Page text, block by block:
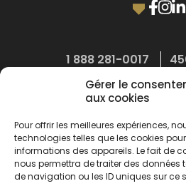
Gérer le
aux cookies
Pour offrir les meilleures expériences,
technologies telles que les cookies
informations des appareils. Le fait de
nous permettra de traiter des données
de navigation ou les ID uniques sur ce
1 888 281-0017
400, chemin Compton,
Cellier du Roi